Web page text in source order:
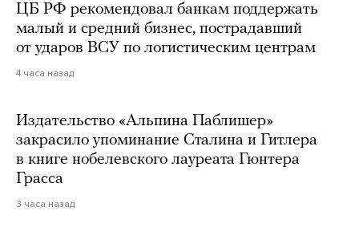
ЦБ РФ рекомендовал банкам поддержать
малый и средний бизнес, пострадавший
от ударов ВСУ по логистическим центрам
4 часа назад
Издательство «Альпина Паблишер»
закрасило упоминание Сталина и Гитлера
в книге нобелевского лауреата Гюнтера
Грасса
3 часа назад